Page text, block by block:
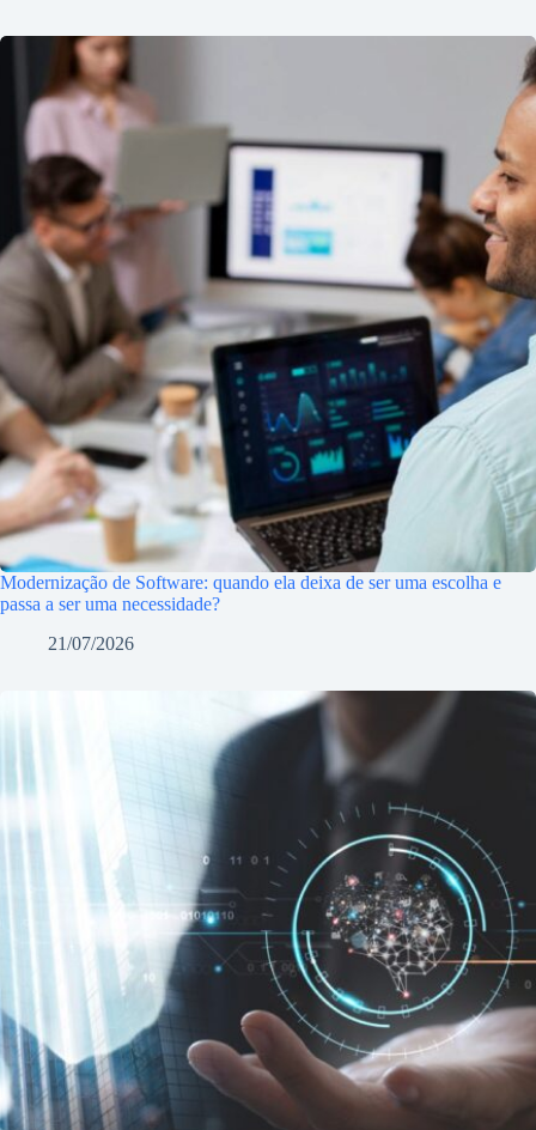
Modernização de Software: quando ela deixa de ser uma escolha e
passa a ser uma necessidade?
21/07/2026